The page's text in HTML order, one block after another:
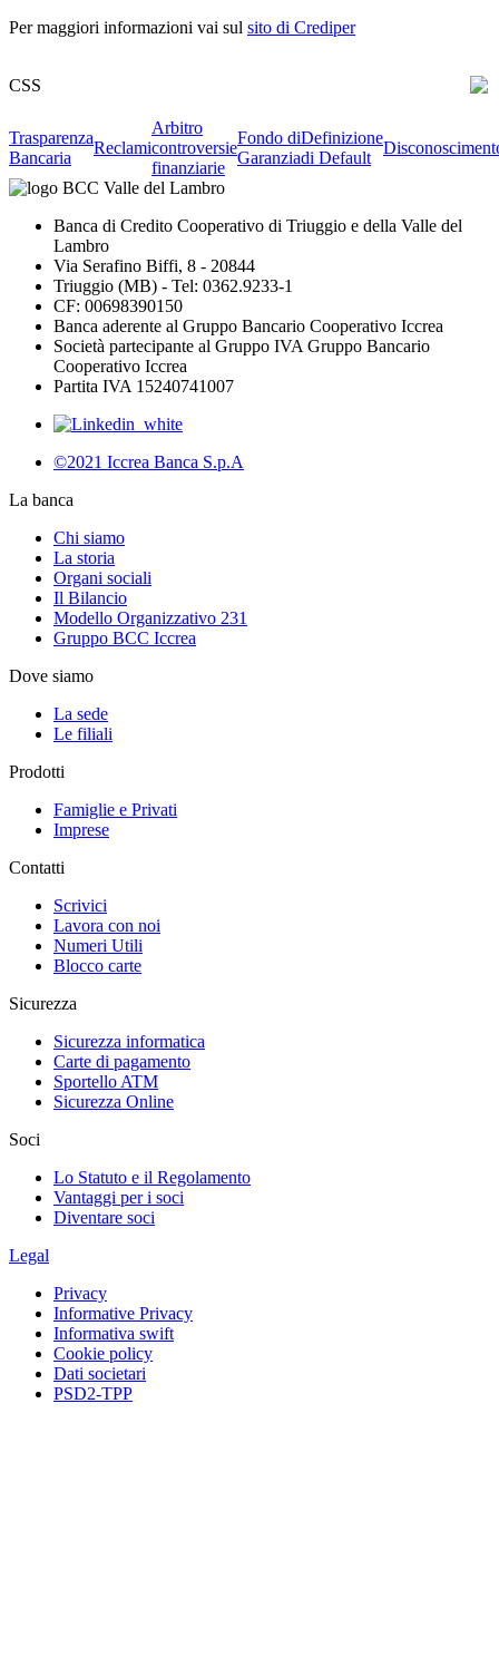
Per maggiori informazioni vai sul sito di Crediper
CSS
Trasparenza
Bancaria
Reclami
Arbitro
controversie
finanziarie
Fondo di
Garanzia
Definizione
di Default
Banca di Credito Cooperativo di Triuggio e della Valle del
Lambro
Via Serafino Biffi, 8 - 20844
Triuggio (MB) - Tel: 0362.9233-1
CF: 00698390150
Banca aderente al Gruppo Bancario Cooperativo Iccrea
Società partecipante al Gruppo IVA Gruppo Bancario
Cooperativo Iccrea
Partita IVA 15240741007
©2021 Iccrea Banca S.p.A
La banca
Chi siamo
La storia
Organi sociali
Il Bilancio
Modello Organizzativo 231
Gruppo BCC Iccrea
Dove siamo
La sede
Le filiali
Prodotti
Famiglie e Privati
Imprese
Contatti
Scrivici
Lavora con noi
Numeri Utili
Blocco carte
Sicurezza
Sicurezza informatica
Carte di pagamento
Sportello ATM
Sicurezza Online
Soci
Lo Statuto e il Regolamento
Vantaggi per i soci
Diventare soci
Legal
Privacy
Informative Privacy
Informativa swift
Cookie policy
Dati societari
PSD2-TPP